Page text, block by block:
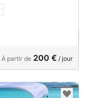
À partir de 200 € / jour